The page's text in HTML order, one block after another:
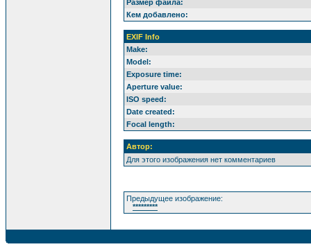
Размер файла:
Кем добавлено:
EXIF Info
Make:
Model:
Exposure time:
Aperture value:
ISO speed:
Date created:
Focal length:
Автор:
Для этого изображения нет комментариев
Предыдущее изображение:
*********